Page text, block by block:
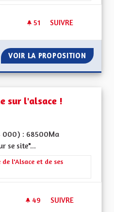
51 51 ABONNÉS
SUIVRE
VOIR LA PROPOSITION LA
sur l'alsace !
000) : 68500Ma
se site"...
: L'attractivité
l'Alsace et de ses
49 49 ABONNÉS
SUIVRE